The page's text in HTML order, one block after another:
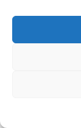
kulinarischen
Das vegane
nicht nur
würzigen